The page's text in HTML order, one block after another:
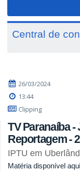
Central de
26/03/2024
13:44
Clipping
TV Paranaíba -
Reportagem -
IPTU em
Matéria disponível